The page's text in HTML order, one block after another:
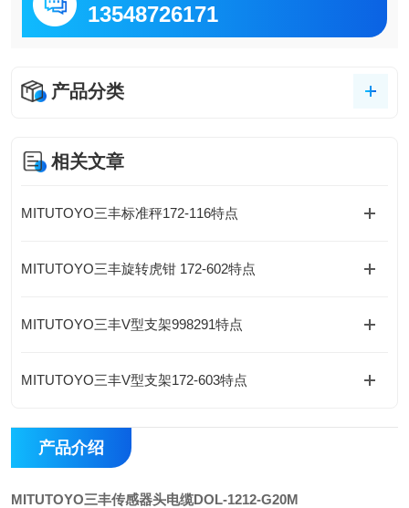
13548726171
产品分类
相关文章
MITUTOYO三丰标准秤172-116特点
MITUTOYO三丰旋转虎钳 172-602特点
MITUTOYO三丰V型支架998291特点
MITUTOYO三丰V型支架172-603特点
产品介绍
MITUTOYO三丰传感器头电缆DOL-1212-G20M